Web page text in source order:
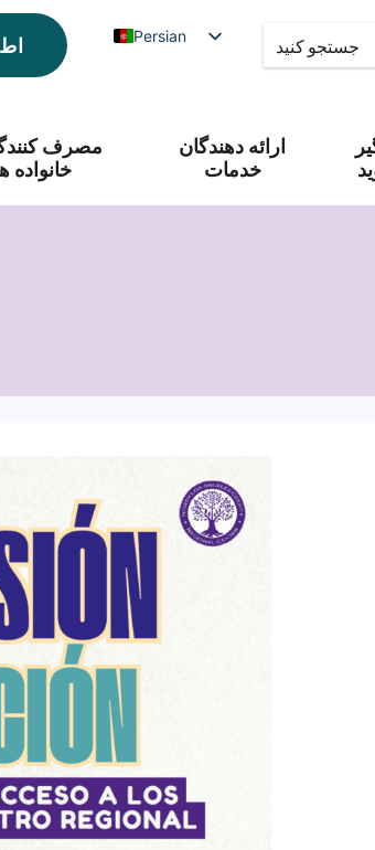
Persian
مصرف
خانواده
ارائه دهندگان
خدمات